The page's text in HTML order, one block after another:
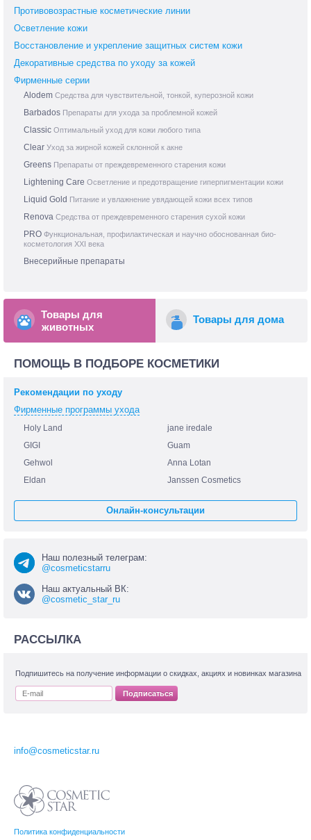
Противовозрастные косметические линии
Осветление кожи
Восстановление и укрепление защитных систем кожи
Декоративные средства по уходу за кожей
Фирменные серии
Alodem Средства для чувствительной, тонкой, куперозной кожи
Barbados Препараты для ухода за проблемной кожей
Classic Оптимальный уход для кожи любого типа
Clear Уход за жирной кожей склонной к акне
Greens Препараты от преждевременного старения кожи
Lightening Care Осветление и предотвращение гиперпигментации кожи
Liquid Gold Питание и увлажнение увядающей кожи всех типов
Renova Средства от преждевременного старения сухой кожи
PRO Функциональная, профилактическая и научно обоснованная био-
косметология XXI века
Внесерийные препараты
Товары для
животных
Товары для дома
ПОМОЩЬ В ПОДБОРЕ КОСМЕТИКИ
Рекомендации по уходу
Фирменные программы ухода
Holy Land
jane iredale
GIGI
Guam
Gehwol
Anna Lotan
Eldan
Janssen Cosmetics
Онлайн-консультации
Наш полезный телеграм:
@cosmeticstarru
Наш актуальный ВК:
@cosmetic_star_ru
РАССЫЛКА
Подпишитесь на получение информации о скидках, акциях и новинках магазина
Подписаться
Политика конфиденциальности
info@cosmeticstar.ru